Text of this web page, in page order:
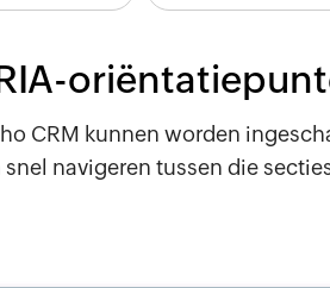
CRM kunnen worden
navigeren tussen die